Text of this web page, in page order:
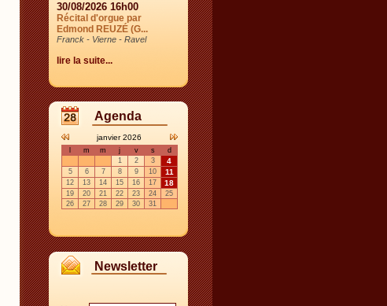
30/08/2026 16h00
Récital d'orgue par
Edmond REUZÉ (G...
Franck - Vierne - Ravel
lire la suite...
Agenda
janvier 2026
m m j v s
d
1
2 3 4
5 6 7 8 9 10 11
12 13 14 15 16 17 18
19 20 21 22 23 24
25
26
27 28 29 30 31
Newsletter